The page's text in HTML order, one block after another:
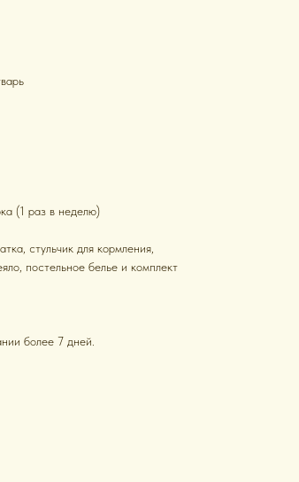
(1 раз в неделю)
стульчик для кормления,
постельное белье и комплект
более 7 дней.